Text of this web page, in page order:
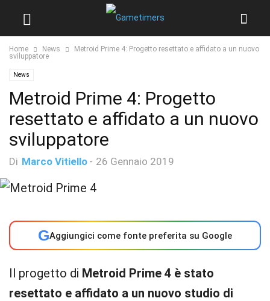
Home News
Metroid Prime 4: Progetto resettato e affidato a un nuovo
sviluppatore
News
Metroid Prime 4: Progetto
resettato e affidato a un nuovo
sviluppatore
Di Marco Vitiello - 26 Gennaio 2019
GAggiungici come fonte preferita su Google
Il progetto di Metroid Prime 4 è stato
resettato e affidato a un nuovo studio di